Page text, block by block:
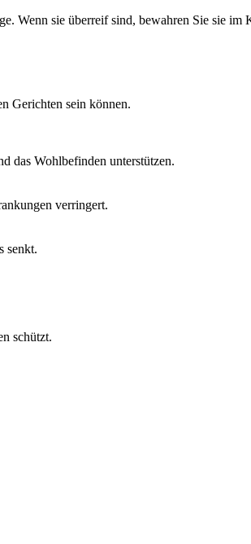
Wenn sie überreif sind, bewahren Sie sie im
Gerichten sein können.
das Wohlbefinden unterstützen.
verringert.
senkt.
schützt.